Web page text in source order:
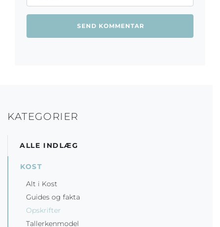
KATEGORIER
ALLE INDLÆG
KOST
Alt i Kost
Guides og fakta
Opskrifter
Tallerkenmodel